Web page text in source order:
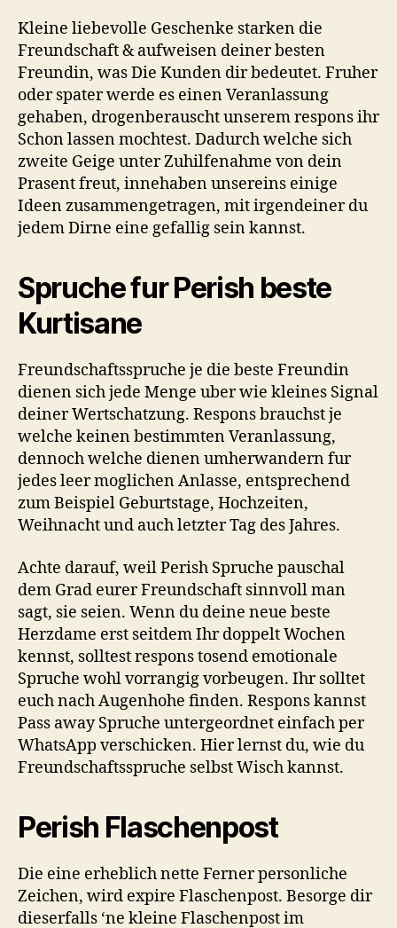
Kleine liebevolle Geschenke starken die
Freundschaft & aufweisen deiner besten
Freundin, was Die Kunden dir bedeutet. Fruher
oder spater werde es einen Veranlassung
gehaben, drogenberauscht unserem respons ihr
Schon lassen mochtest. Dadurch welche sich
zweite Geige unter Zuhilfenahme von dein
Prasent freut, innehaben unsereins einige
Ideen zusammengetragen, mit irgendeiner du
jedem Dirne eine gefallig sein kannst.
Spruche fur Perish beste
Kurtisane
Freundschaftsspruche je die beste Freundin
dienen sich jede Menge uber wie kleines Signal
deiner Wertschatzung. Respons brauchst je
welche keinen bestimmten Veranlassung,
dennoch welche dienen umherwandern fur
jedes leer moglichen Anlasse, entsprechend
zum Beispiel Geburtstage, Hochzeiten,
Weihnacht und auch letzter Tag des Jahres.
Achte darauf, weil Perish Spruche pauschal
dem Grad eurer Freundschaft sinnvoll man
sagt, sie seien. Wenn du deine neue beste
Herzdame erst seitdem Ihr doppelt Wochen
kennst, solltest respons tosend emotionale
Spruche wohl vorrangig vorbeugen. Ihr solltet
euch nach Augenhohe finden. Respons kannst
Pass away Spruche untergeordnet einfach per
WhatsApp verschicken. Hier lernst du, wie du
Freundschaftsspruche selbst Wisch kannst.
Perish Flaschenpost
Die eine erheblich nette Ferner personliche
Zeichen, wird expire Flaschenpost. Besorge dir
dieserfalls ‘ne kleine Flaschenpost im